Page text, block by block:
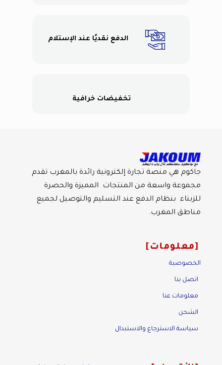
الدفع نقديًا عند الإستلام
تخفيضات خرافية
جاكوم هي منصة تجارة إلكترونية رائدة بالمغرب تقدم
مجموعة واسعة من المنتجات المميزة والحصرة
للزبناء بنظام الدفع عند التسليم والتوصيل لجميع
مناطق المغرب.
معلومات
الخصوصية
اتصل بنا
معلومات عنا
الشحن
سياسة الاسترجاع والاستبدال